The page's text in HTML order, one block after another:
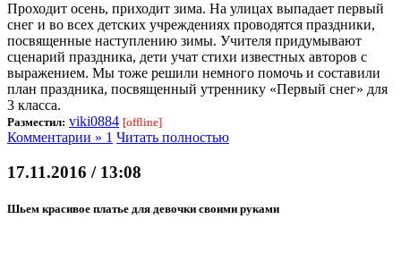
Проходит осень, приходит зима. На улицах выпадает первый
снег и во всех детских учреждениях проводятся праздники,
посвященные наступлению зимы. Учителя придумывают
сценарий праздника, дети учат стихи известных авторов с
выражением. Мы тоже решили немного помочь и составили
план праздника, посвященный утреннику «Первый снег» для
3 класса.
Разместил: viki0884 [offline]
Комментарии » 1 Читать полностью
17.11.2016 / 13:08
Шьем красивое платье для девочки своими руками